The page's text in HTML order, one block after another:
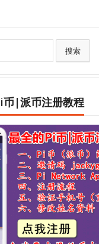
搜索
币|派币注册教程